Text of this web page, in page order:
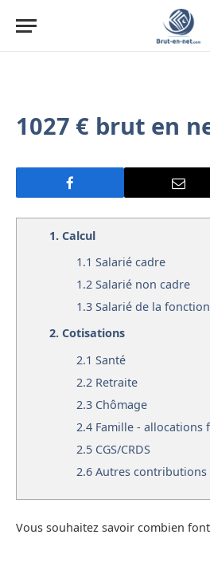
1027 € brut en
1. Calcul
1.1 Salarié cadre
1.2 Salarié non cadre
1.3 Salarié de la
2. Cotisations
2.1 Santé
2.2 Retraite
2.3 Chômage
2.4 Famille - allocations
2.5 CGS/CRDS
2.6 Autres contributions
Vous souhaitez savoir combien font